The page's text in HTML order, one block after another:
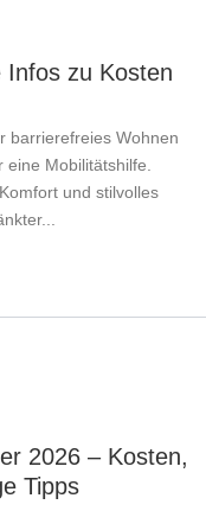
Infos zu Kosten
barrierefreies Wohnen
Mobilitätshilfe.
und stilvolles
2026 – Kosten,
Tipps